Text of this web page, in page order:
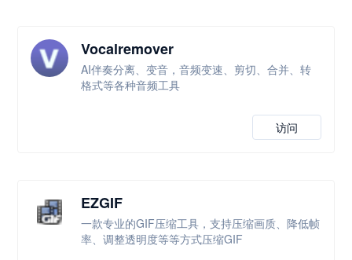
Vocalremover
AI伴奏分离、变音，音频变速、剪切、合并、转
格式等各种音频工具
访问
EZGIF
一款专业的GIF压缩工具，支持压缩画质、降低帧
率、调整透明度等等方式压缩GIF